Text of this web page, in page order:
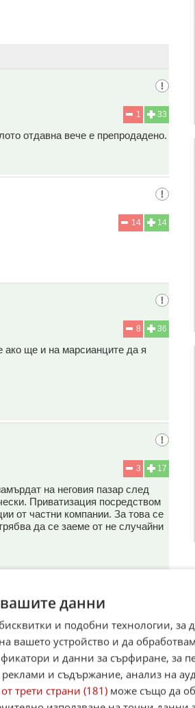
33
1
отдавна вече е препродадено.
14
14
36
8
ако ще и на марсианците да я
17
3
на неговия пазар след
Приватизация посредством
от частни компании. За това се
да се заеме от не случайни
29
13
и сега се чуди как да се
данни
и подобни технологии, за
вашето устройство и да
и данни за сърфиране, за
и съдържание, анализ на
трети страни (181) може също да